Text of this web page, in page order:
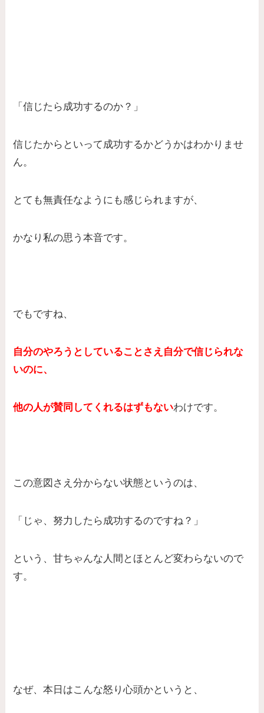
「信じたら成功するのか？」
信じたからといって成功するかどうかはわかりませ
ん。
とても無責任なようにも感じられますが、
かなり私の思う本音です。
でもですね、
自分のやろうとしていることさえ自分で信じられな
いのに、
他の人が賛同してくれるはずもないわけです。
この意図さえ分からない状態というのは、
「じゃ、努力したら成功するのですね？」
という、甘ちゃんな人間とほとんど変わらないので
す。
なぜ、本日はこんな怒り心頭かというと、